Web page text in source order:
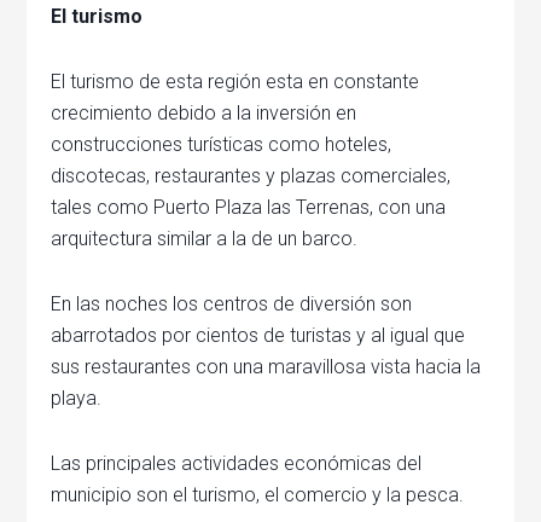
El turismo
El turismo de esta región esta en constante
crecimiento debido a la inversión en
construcciones turísticas como hoteles,
discotecas, restaurantes y plazas comerciales,
tales como Puerto Plaza las Terrenas, con una
arquitectura similar a la de un barco.
En las noches los centros de diversión son
abarrotados por cientos de turistas y al igual que
sus restaurantes con una maravillosa vista hacia la
playa.
Las principales actividades económicas del
municipio son el turismo, el comercio y la pesca.